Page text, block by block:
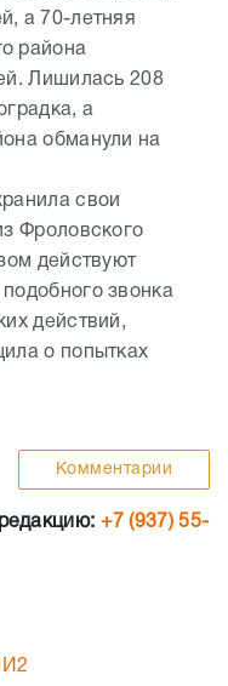
а 70-летняя
района
Лишилась 208
а
обманули на
свои
Фроловского
действуют
звонка
действий,
о попытках
Комментарии
+7 (937) 55-